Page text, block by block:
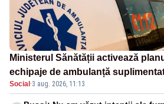
Ministerul Sănătății activează
echipaje de ambulanță
medicamente verificate și puncte
publice
Social ·3 aug. 2026, 11:13